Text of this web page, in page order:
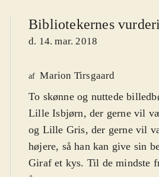
Bibliotekernes
d. 14. mar. 2018
af Marion Tirsgaard
To skønne og nuttede
Lille Isbjørn, der gerne vil
og Lille Gris, der gerne vil
højere, så han kan give sin
Giraf et kys. Til de mindste